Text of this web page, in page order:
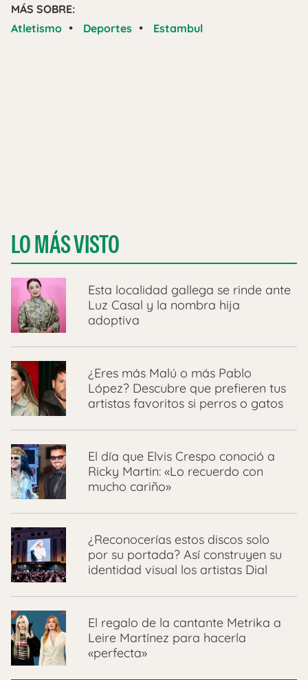
MÁS SOBRE:
Atletismo • Deportes • Estambul
LO MÁS VISTO
Esta localidad gallega se rinde ante
Luz Casal y la nombra hija
adoptiva
¿Eres más Malú o más Pablo
López? Descubre que prefieren tus
artistas favoritos si perros o gatos
El día que Elvis Crespo conoció a
Ricky Martin: «Lo recuerdo con
mucho cariño»
¿Reconocerías estos discos solo
por su portada? Así construyen su
identidad visual los artistas Dial
El regalo de la cantante Metrika a
Leire Martínez para hacerla
«perfecta»